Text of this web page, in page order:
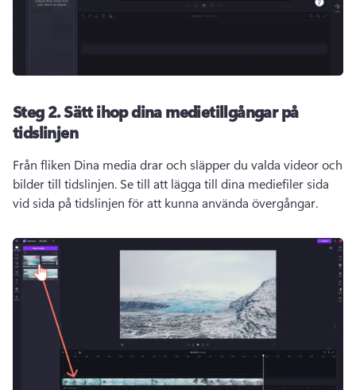
Steg 2.Sätt ihop dina medietillgångar på
tidslinjen
Från fliken Dina media drar och släpper du valda videor och
bilder till tidslinjen. Se till att lägga till dina mediefiler sida
vid sida på tidslinjen för att kunna använda övergångar.